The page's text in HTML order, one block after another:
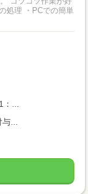
...
...